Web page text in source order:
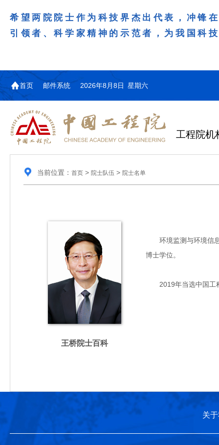
希望两院院士作为科技界杰出代表，冲锋
引领者、科学家精神的示范者，为我国科
首页 邮件系统 2026年8月8日 星期六
工程院机
当前位置： 首页> 院士队伍 > 院士名单
王桥院士百科
环境监测与环境信息
博士学位。
2019年当选中国工
关